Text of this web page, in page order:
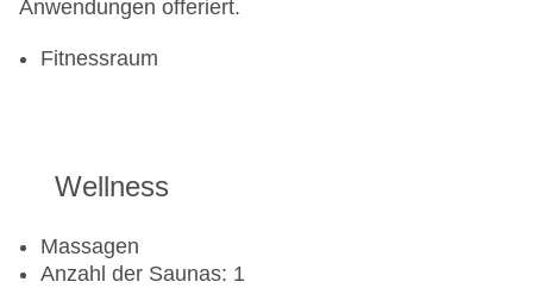
Anwendungen offeriert.
Fitnessraum
Wellness
Massagen
Anzahl der Saunas: 1